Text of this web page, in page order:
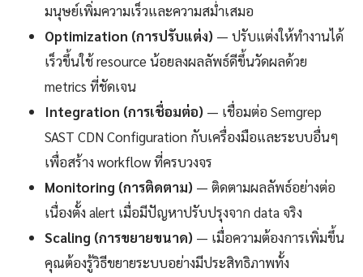
มนุษย์เพิ่มความเร็วและความสม่ำเสมอ
Optimization (การปรับแต่ง) — ปรับแต่งให้ทำงานได้
เร็วขึ้นใช้ resource น้อยลงผลลัพธ์ดีขึ้นวัดผลด้วย
metrics ที่ชัดเจน
Integration (การเชื่อมต่อ) — เชื่อมต่อ Semgrep
SAST CDN Configuration กับเครื่องมือและระบบอื่นๆ
เพื่อสร้าง workflow ที่ครบวงจร
Monitoring (การติดตาม) — ติดตามผลลัพธ์อย่างต่อ
เนื่องตั้ง alert เมื่อมีปัญหาปรับปรุงจาก data จริง
Scaling (การขยายขนาด) — เมื่อความต้องการเพิ่มขึ้น
คุณต้องรู้วิธีขยายระบบอย่างมีประสิทธิภาพทั้ง